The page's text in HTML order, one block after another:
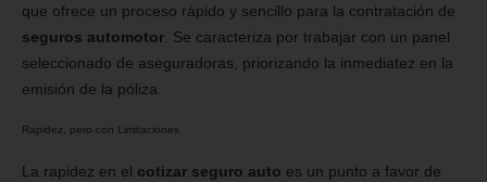
que ofrece un proceso rápido y sencillo para la contratación de
seguros automotor . Se caracteriza por trabajar con un panel
seleccionado de aseguradoras, priorizando la inmediatez en la
emisión de la póliza.
Rapidez, pero con Limitaciones
La rapidez en el cotizar seguro auto es un punto a favor de